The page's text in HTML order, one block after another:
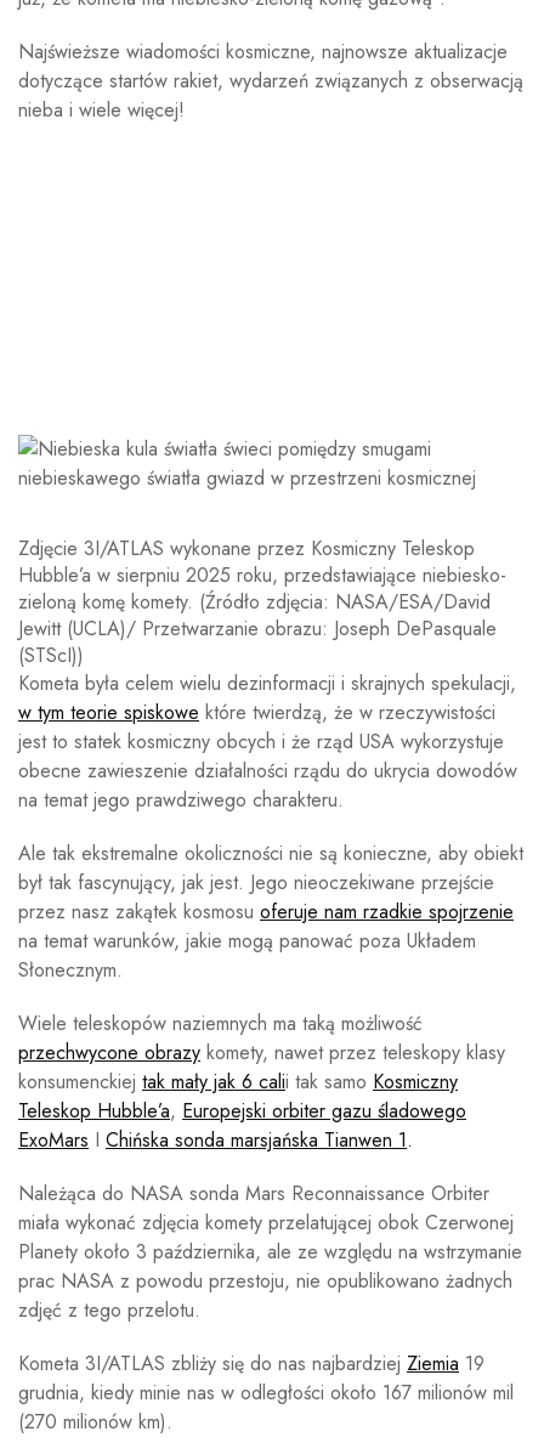
Najświeższe wiadomości kosmiczne, najnowsze aktualizacje
dotyczące startów rakiet, wydarzeń związanych z obserwacją
nieba i wiele więcej!
Zdjęcie 3I/ATLAS wykonane przez Kosmiczny Teleskop
Hubble’a w sierpniu 2025 roku, przedstawiające niebiesko-
zieloną komę komety. (Źródło zdjęcia: NASA/ESA/David
Jewitt (UCLA)/ Przetwarzanie obrazu: Joseph DePasquale
(STScI))
Kometa była celem wielu dezinformacji i skrajnych spekulacji,
w tym teorie spiskowe które twierdzą, że w rzeczywistości
jest to statek kosmiczny obcych i że rząd USA wykorzystuje
obecne zawieszenie działalności rządu do ukrycia dowodów
na temat jego prawdziwego charakteru.
Ale tak ekstremalne okoliczności nie są konieczne, aby obiekt
był tak fascynujący, jak jest. Jego nieoczekiwane przejście
przez nasz zakątek kosmosu oferuje nam rzadkie spojrzenie
na temat warunków, jakie mogą panować poza Układem
Słonecznym.
Wiele teleskopów naziemnych ma taką możliwość
przechwycone obrazy komety, nawet przez teleskopy klasy
konsumenckiej tak mały jak 6 calii tak samo Kosmiczny
Teleskop Hubble’a, Europejski orbiter gazu śladowego
ExoMars I Chińska sonda marsjańska Tianwen 1.
Należąca do NASA sonda Mars Reconnaissance Orbiter
miała wykonać zdjęcia komety przelatującej obok Czerwonej
Planety około 3 października, ale ze względu na wstrzymanie
prac NASA z powodu przestoju, nie opublikowano żadnych
zdjęć z tego przelotu.
Kometa 3I/ATLAS zbliży się do nas najbardziej Ziemia 19
grudnia, kiedy minie nas w odległości około 167 milionów mil
(270 milionów km).